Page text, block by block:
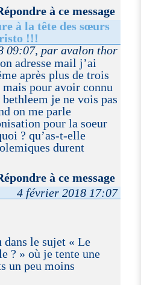
à ce message
à la tête des sœurs
!!!
09:07, par avalon thor
adresse mail j’ai
après plus de trois
mais pour avoir connu
je ne vois pas
on me parle
pour la soeur
? qu’as-t-elle
durent
à ce message
4 février 2018 17:07
dans le sujet « Le
? » où je tente une
un peu moins